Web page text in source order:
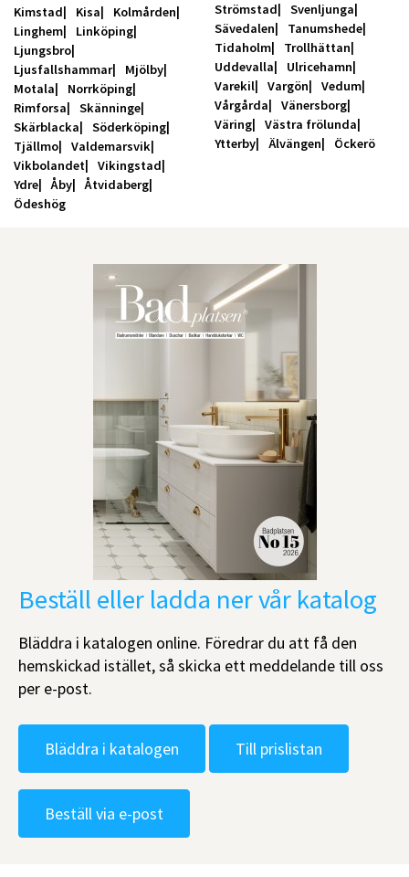
Kimstad Kisa
Kolmården
Linghem
Linköping
Ljungsbro
Ljusfallshammar
Mjölby
Motala
Norrköping
Rimforsa
Skänninge
Skärblacka
Söderköping
Tjällmo
Valdemarsvik
Vikbolandet
Vikingstad
Ydre
Åby
Åtvidaberg
Ödeshög
Strömstad
Svenljunga
Sävedalen
Tanumshede
Tidaholm
Trollhättan
Uddevalla
Ulricehamn
Varekil
Vargön
Vedum
Vårgårda
Vänersborg
Väring
Västra frölunda
Ytterby
Älvängen Öckerö
Beställ eller ladda ner vår katalog
Bläddra i katalogen online. Föredrar du att få den
hemskickad istället, så skicka ett meddelande till oss
per e-post.
Bläddra i katalogen Till prislistan
Beställ via e-post